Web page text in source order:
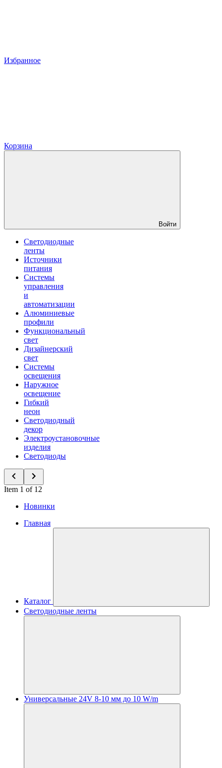
Избранное
Корзина
Войти
Светодиодные
ленты
Источники
питания
Системы
управления
и
автоматизации
Алюминиевые
профили
Функциональный
свет
Дизайнерский
свет
Системы
освещения
Наружное
освещение
Гибкий
неон
Светодиодный
декор
Электроустановочные
изделия
Светодиоды
Item 1 of 12
Новинки
Главная
Каталог
Светодиодные ленты
Универсальные 24V 8-10 мм до 10 W/m